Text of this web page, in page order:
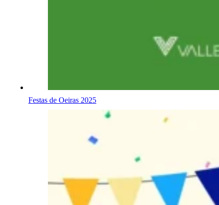
Festas de Oeiras 2025